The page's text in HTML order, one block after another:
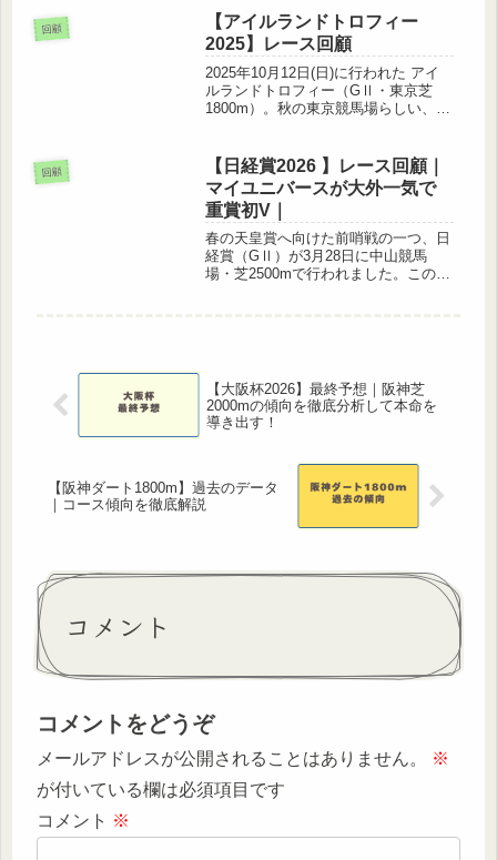
は皐月賞2026の回顧として、レース結
果・払戻金・1...
回顧
【アイルランドトロフィー
2025】レース回顧
2025年10月12日(日)に行われた アイ
ルランドトロフィー（GⅡ・東京芝
1800m）。秋の東京競馬場らしい、軽
が集結し、見応えあるレースとなりま
した。この記事では、レー...
回顧
【日経賞2026 】レース回顧｜
マイユニバースが大外一気で
重賞初V｜
春の天皇賞へ向けた前哨戦の一つ、日
経賞（GⅡ）が3月28日に中山競馬
場・芝2500mで行われました。この記
【大阪杯2026】最終予想｜阪神芝
2000mの傾向を徹底分析して本命を
導き出す！
【阪神ダート1800m】過去のデータ
｜コース傾向を徹底解説
コメント
コメントをどうぞ
メールアドレスが公開されることはありません。
※
が付いている欄は必須項目です
コメント ※